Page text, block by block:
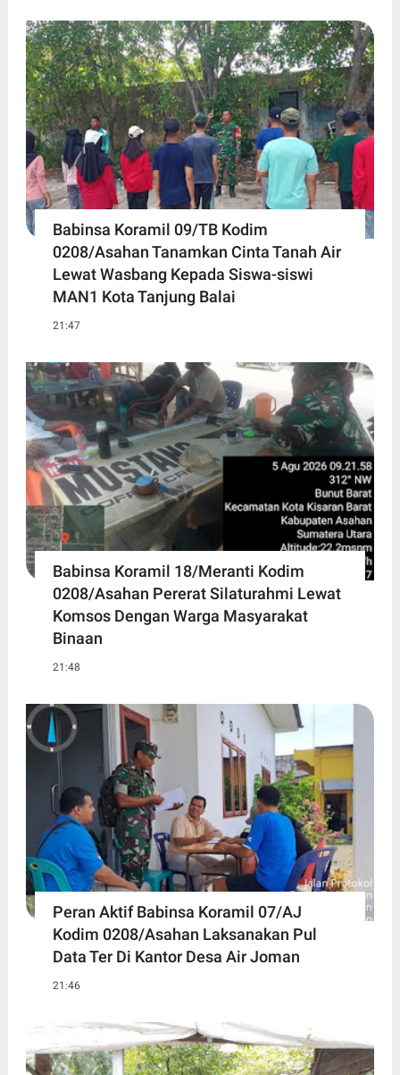
Babinsa Koramil 09/TB Kodim
0208/Asahan Tanamkan Cinta Tanah Air
Lewat Wasbang Kepada Siswa-siswi
MAN1 Kota Tanjung Balai
21:47
Babinsa Koramil 18/Meranti Kodim
0208/Asahan Pererat Silaturahmi Lewat
Komsos Dengan Warga Masyarakat
Binaan
21:48
Peran Aktif Babinsa Koramil 07/AJ
Kodim 0208/Asahan Laksanakan Pul
Data Ter Di Kantor Desa Air Joman
21:46